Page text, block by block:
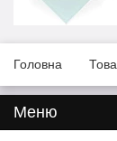
Головна